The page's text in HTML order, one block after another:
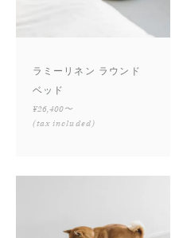
ラミーリネン ラウンド
ベッド
¥26,400〜
(tax included)